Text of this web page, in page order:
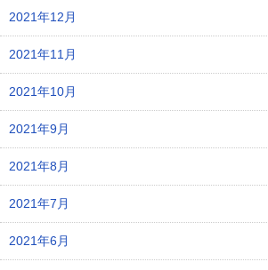
2021年12月
2021年11月
2021年10月
2021年9月
2021年8月
2021年7月
2021年6月